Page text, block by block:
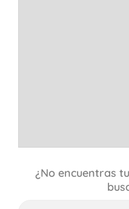
¿No encuentras